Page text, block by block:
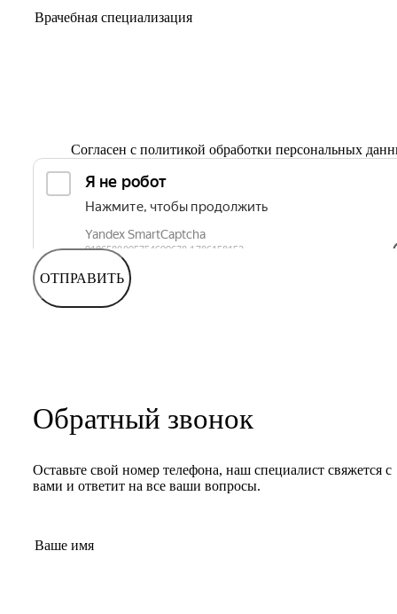
Согласен с политикой обработки персональных
ОТПРАВИТЬ
Обратный звонок
Оставьте свой номер телефона, наш специалист свяжется с
вами и ответит на все ваши вопросы.